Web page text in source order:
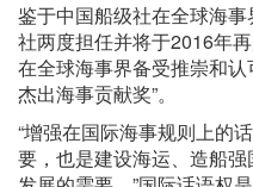
鉴于中国船级社在全球海
社两度担任并将于2016年
在全球海事界备受推崇和
杰出海事贡献奖”。
“增强在国际海事规则上的
要，也是建设海运、造船